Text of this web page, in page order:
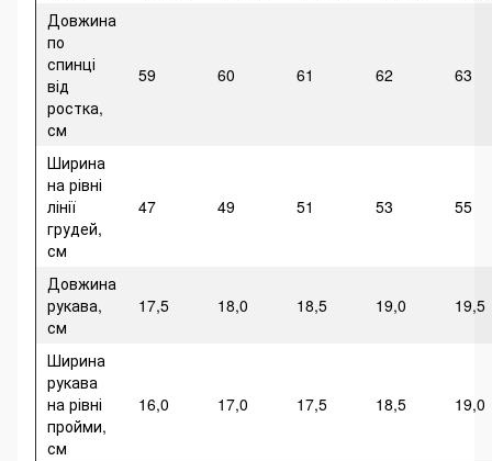
Довжина
по
спинці
від
ростка,
см
59 60 61 62 63
Ширина
на рівні
лінії
грудей,
см
47 49 51 53 55
Довжина
рукава,
см
17,5 18,0 18,5 19,0 19,5
Ширина
рукава
на рівні
пройми,
см
16,0 17,0 17,5 18,5 19,0